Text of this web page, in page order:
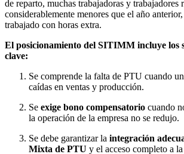
de reparto, muchas trabajadoras y trabajadores
considerablemente menores que el año
trabajado con horas extra.
El posicionamiento del SITIMM incluye los
clave:
Se comprende la falta de PTU cuando
caídas en ventas y producción.
Se exige bono compensatorio cuando
la operación de la empresa no se redujo.
Se debe garantizar la integración
Mixta de PTU y el acceso completo a